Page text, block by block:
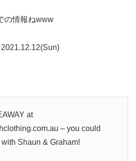
の情報ねwww
2021.12.12(Sun)
at
– you could
Shaun & Graham!